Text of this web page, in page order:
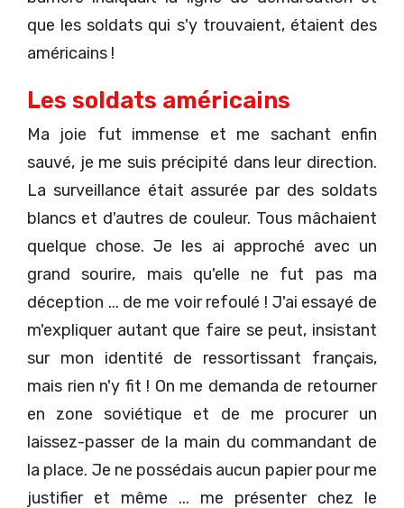
que les soldats qui s'y trouvaient, étaient des
américains !
Les soldats américains
Ma joie fut immense et me sachant enfin
sauvé, je me suis précipité dans leur direction.
La surveillance était assurée par des soldats
blancs et d'autres de couleur. Tous mâchaient
quelque chose. Je les ai approché avec un
grand sourire, mais qu'elle ne fut pas ma
déception ... de me voir refoulé ! J'ai essayé de
m'expliquer autant que faire se peut, insistant
sur mon identité de ressortissant français,
mais rien n'y fit ! On me demanda de retourner
en zone soviétique et de me procurer un
laissez-passer de la main du commandant de
la place. Je ne possédais aucun papier pour me
justifier et même ... me présenter chez le